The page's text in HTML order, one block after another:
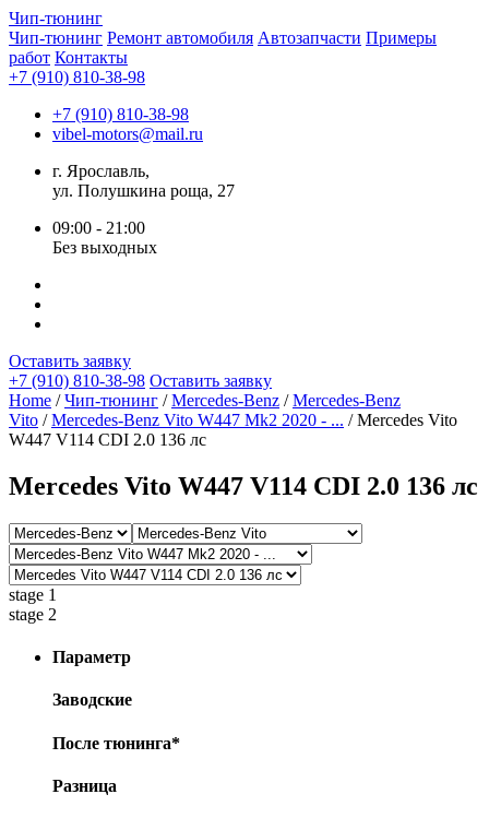
Чип-тюнинг
Чип-тюнинг Ремонт автомобиля Автозапчасти Примеры
работ Контакты
+7 (910) 810-38-98
+7 (910) 810-38-98
vibel-motors@mail.ru
г. Ярославль,
ул. Полушкина роща, 27
09:00 - 21:00
Без выходных
Оставить заявку
+7 (910) 810-38-98 Оставить заявку
Home /Чип-тюнинг /Mercedes-Benz /Mercedes-Benz
Vito /Mercedes-Benz Vito W447 Mk2 2020 - ... / Mercedes Vito
W447 V114 CDI 2.0 136 лс
Mercedes Vito W447 V114 CDI 2.0 136 лс
stage 1
stage 2
Параметр
Заводские
После тюнинга*
Разница